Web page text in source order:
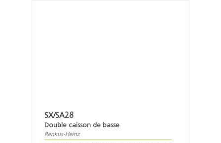
SX/SA28
Double caisson de basse
Renkus-Heinz